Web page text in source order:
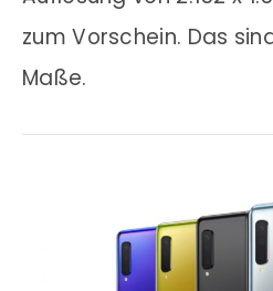
zum Vorschein. Das
Maße.